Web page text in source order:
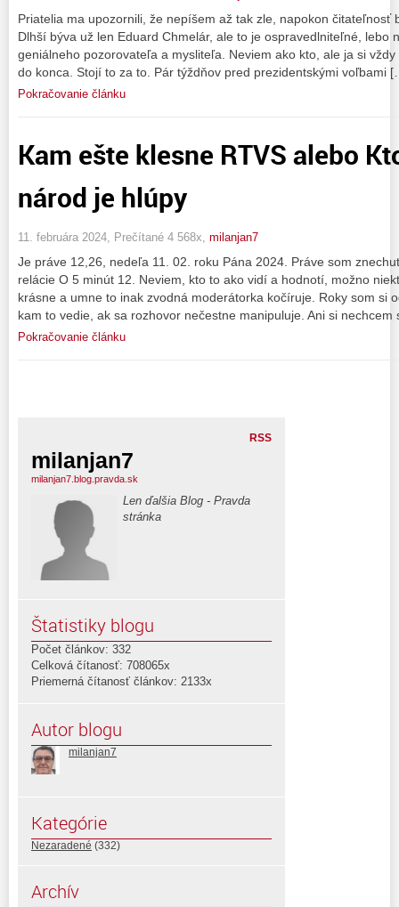
Priatelia ma upozornili, že nepíšem až tak zle, napokon čitateľnosť
Dlhší býva už len Eduard Chmelár, ale to je ospravedlniteľné, lebo
geniálneho pozorovateľa a mysliteľa. Neviem ako kto, ale ja si
do konca. Stojí to za to. Pár týždňov pred prezidentskými voľbami
Pokračovanie článku
Kam ešte klesne RTVS alebo
národ je hlúpy
11. februára 2024, Prečítané 4 568x, milanjan7
Je práve 12,26, nedeľa 11. 02. roku Pána 2024. Práve som
relácie O 5 minút 12. Neviem, kto to ako vidí a hodnotí, možno
krásne a umne to inak zvodná moderátorka kočíruje. Roky som si
kam to vedie, ak sa rozhovor nečestne manipuluje. Ani si
Pokračovanie článku
RSS
milanjan7
milanjan7.blog.pravda.sk
Len ďalšia Blog - Pravda
stránka
Štatistiky blogu
Počet článkov: 332
Celková čítanosť: 708065x
Priemerná čítanosť článkov: 2133x
Autor blogu
milanjan7
Kategórie
Nezaradené (332)
Archív